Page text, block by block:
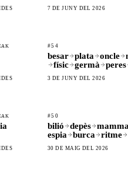
7 DE JUNY DEL 2026
#54
besar plata oncle
físic
germà peres
3 DE JUNY DEL 2026
#50
bilió depès mamma
espia
burca ritme
30 DE MAIG DEL 2026